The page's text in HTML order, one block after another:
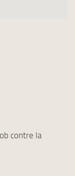
contre la